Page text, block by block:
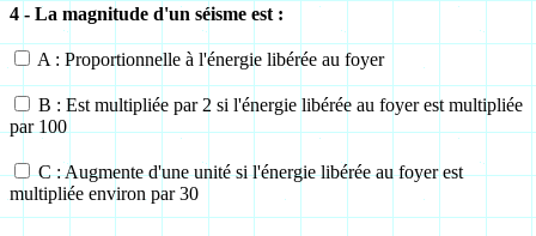
4 - La magnitude d'un séisme est :
A : Proportionnelle à l'énergie libérée au foyer
B : Est multipliée par 2 si l'énergie libérée au foyer est multipliée
par 100
C : Augmente d'une unité si l'énergie libérée au foyer est
multipliée environ par 30